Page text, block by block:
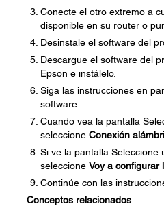
Conecte el otro extremo a
disponible en su router o
Desinstale el software del
Descargue el software del
Epson e instálelo.
Siga las instrucciones en
software.
Cuando vea la pantalla
seleccione Conexión
Si ve la pantalla Seleccione
seleccione Voy a configurar
Continúe con las
Conceptos relacionados